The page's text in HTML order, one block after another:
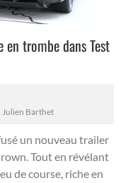
trombe dans Test
Julien Barthet
un nouveau trailer
Tout en révélant
de course, riche en